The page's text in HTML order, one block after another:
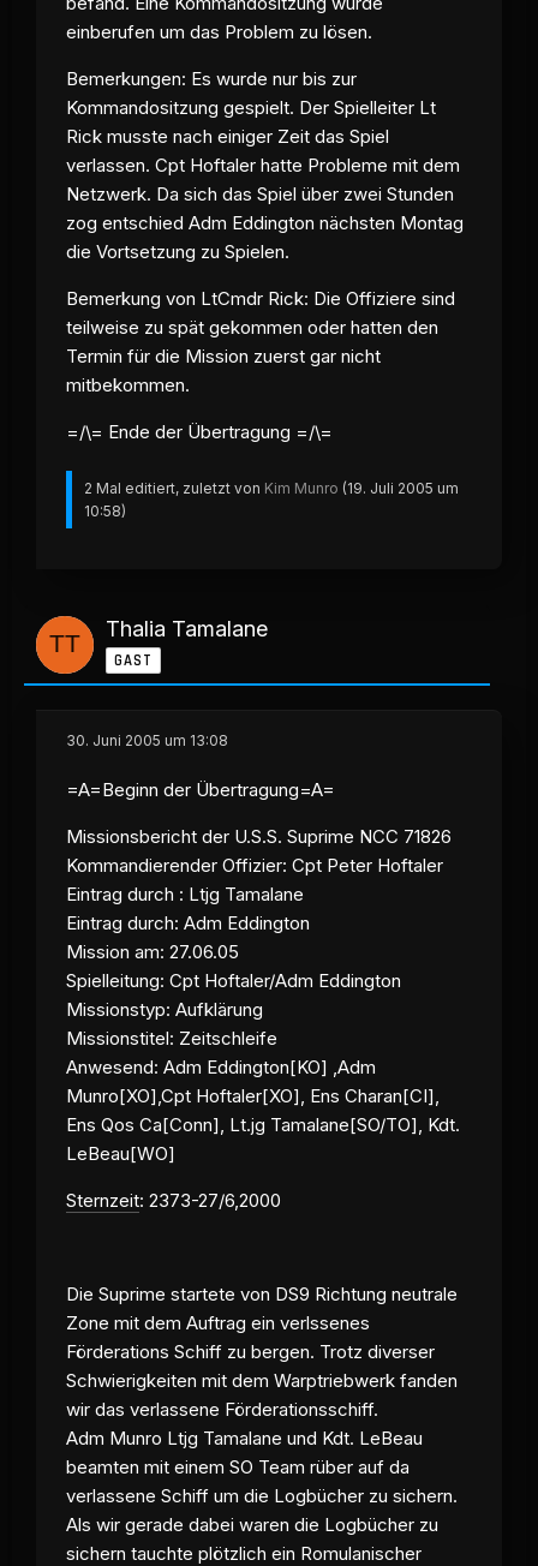
einberufen um das Problem zu lösen.
Bemerkungen: Es wurde nur bis zur
Kommandositzung gespielt. Der Spielleiter Lt
Rick musste nach einiger Zeit das Spiel
verlassen. Cpt Hoftaler hatte Probleme mit dem
Netzwerk. Da sich das Spiel über zwei Stunden
zog entschied Adm Eddington nächsten Montag
die Vortsetzung zu Spielen.
Bemerkung von LtCmdr Rick: Die Offiziere sind
teilweise zu spät gekommen oder hatten den
Termin für die Mission zuerst gar nicht
mitbekommen.
=/\= Ende der Übertragung =/\=
2 Mal editiert, zuletzt von Kim Munro (19. Juli 2005 um
10:58)
Thalia Tamalane
GAST
30. Juni 2005 um 13:08
=A=Beginn der Übertragung=A=
Missionsbericht der U.S.S. Suprime NCC 71826
Kommandierender Offizier: Cpt Peter Hoftaler
Eintrag durch : Ltjg Tamalane
Eintrag durch: Adm Eddington
Mission am: 27.06.05
Spielleitung: Cpt Hoftaler/Adm Eddington
Missionstyp: Aufklärung
Missionstitel: Zeitschleife
Anwesend: Adm Eddington[KO] ,Adm
Munro[XO],Cpt Hoftaler[XO], Ens Charan[CI],
Ens Qos Ca[Conn], Lt.jg Tamalane[SO/TO], Kdt.
LeBeau[WO]
Sternzeit: 2373-27/6,2000
Die Suprime startete von DS9 Richtung neutrale
Zone mit dem Auftrag ein verlssenes
Förderations Schiff zu bergen. Trotz diverser
Schwierigkeiten mit dem Warptriebwerk fanden
wir das verlassene Förderationsschiff.
Adm Munro Ltjg Tamalane und Kdt. LeBeau
beamten mit einem SO Team rüber auf da
verlassene Schiff um die Logbücher zu sichern.
Als wir gerade dabei waren die Logbücher zu
sichern tauchte plötzlich ein Romulanischer